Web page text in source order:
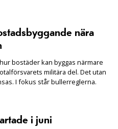
nära
bostäder kan byggas närmare
militära del. Det utan
I fokus står bullerreglerna.
i juni